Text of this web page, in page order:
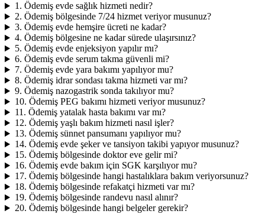
1 . Ödemiş evde sağlık hizmeti nedir?
2. Ödemiş bölgesinde 7/24 hizmet veriyor musunuz?
3. Ödemiş evde hemşire ücreti ne kadar?
4. Ödemiş bölgesine ne kadar sürede ulaşırsınız?
5. Ödemiş evde enjeksiyon yapılır mı?
6. Ödemiş evde serum takma güvenli mi?
7. Ödemiş evde yara bakımı yapılıyor mu?
8. Ödemiş idrar sondası takma hizmeti var mı?
9. Ödemiş nazogastrik sonda takılıyor mu?
10. Ödemiş PEG bakımı hizmeti veriyor musunuz?
11 . Ödemiş yatalak hasta bakımı var mı?
12. Ödemiş yaşlı bakım hizmeti nasıl işler?
13. Ödemiş sünnet pansumanı yapılıyor mu?
14. Ödemiş evde şeker ve tansiyon takibi yapıyor musunuz?
15. Ödemiş bölgesinde doktor eve gelir mi?
16. Ödemiş evde bakım için SGK karşılıyor mu?
17. Ödemiş bölgesinde hangi hastalıklara bakım veriyorsunuz?
18. Ödemiş bölgesinde refakatçi hizmeti var mı?
19. Ödemiş bölgesinde randevu nasıl alınır?
20. Ödemiş bölgesinde hangi belgeler gerekir?